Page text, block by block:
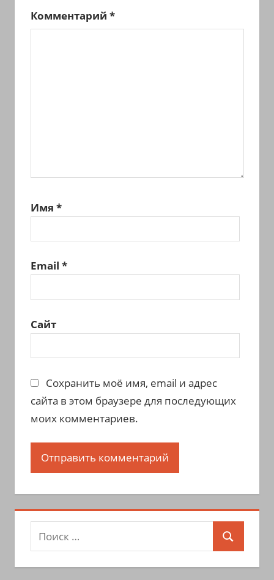
Комментарий *
Имя *
Email *
Сайт
Сохранить моё имя, email и адрес
сайта в этом браузере для последующих
моих комментариев.
Поиск
для:
Поиск